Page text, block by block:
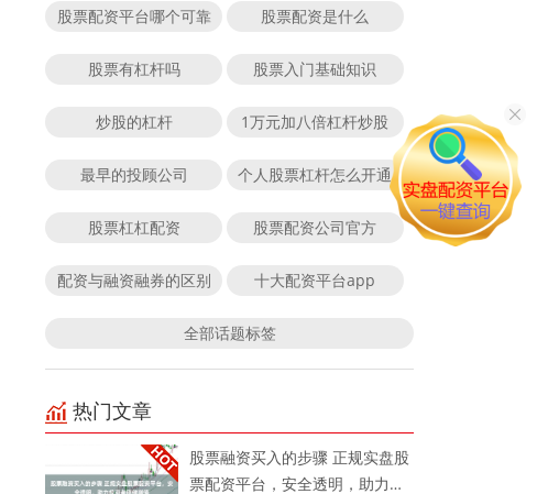
股票配资平台哪个可靠 股票配资是什么
股票有杠杆吗 股票入门基础知识
炒股的杠杆 1万元加八倍杠杆炒股
最早的投顾公司 个人股票杠杆怎么开通
股票杠杠配资 股票配资公司官方
配资与融资融券的区别 十大配资平台app
全部话题标签
热门文章
股票融资买入的步骤 正规实盘股
票配资平台，安全透明，助力投